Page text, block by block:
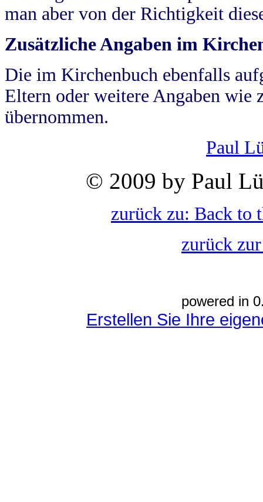
man aber von der Richtigkeit
Zusätzliche Angaben im
Die im Kirchenbuch ebenfalls
Eltern oder weitere Angaben wie
übernommen.
Paul
© 2009 by Paul
zurück zu: Back to
zurück
powered in
Erstellen Sie Ihre